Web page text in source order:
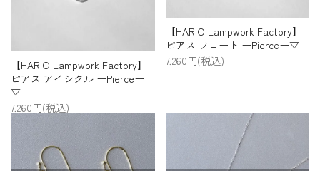
【HARIO Lampwork Factory】
ピアス アイシクル ーPierceー
▽
7,260円(税込)
【HARIO Lampwork Factory】
ピアス フロート ーPierceー▽
7,260円(税込)